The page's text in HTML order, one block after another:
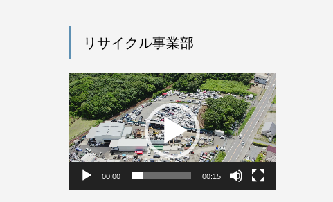
リサイクル事業部
動
画
プ
レ
ー
ヤ
00:00 00:15